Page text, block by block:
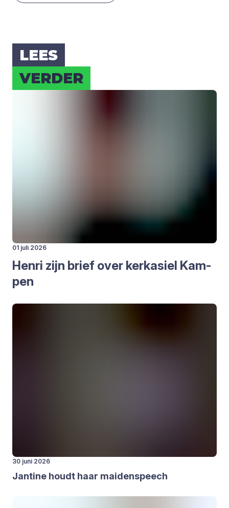
LEES
VER­DER
01 juli 2026
Hen­ri zijn brief over kerk­asiel Kam­
pen
30 juni 2026
Jan­ti­ne houdt haar mai­den­speech